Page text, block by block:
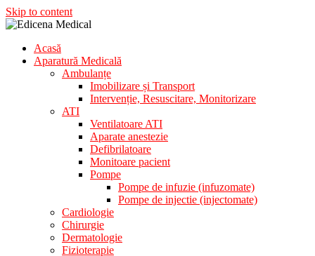
Skip to content
Edicena Medical
Aparatura Medicala
Acasă
Aparatură Medicală
Ambulanțe
Imobilizare și Transport
Intervenție, Resuscitare, Monitorizare
ATI
Ventilatoare ATI
Aparate anestezie
Defibrilatoare
Monitoare pacient
Pompe
Pompe de infuzie (infuzomate)
Pompe de injectie (injectomate)
Cardiologie
Chirurgie
Dermatologie
Fizioterapie